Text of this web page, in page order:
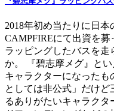
2018年初め当たりに日
CAMPFIREにて出資を
ラッピングしたバスを走
か。 『碧志摩メグ』と
キャラクターになった
としては非公式」だけど
るありがたいキャラク